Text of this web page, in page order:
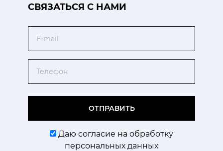
CВЯЗАТЬСЯ С НАМИ
ОТПРАВИТЬ
Даю согласие на обработку
персональных данных